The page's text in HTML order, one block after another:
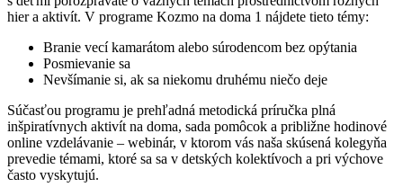
hier a aktivít. V programe Kozmo na doma 1 nájdete tieto témy:
Branie vecí kamarátom alebo súrodencom bez opýtania
Posmievanie sa
Nevšímanie si, ak sa niekomu druhému niečo deje
Súčasťou programu je prehľadná metodická príručka plná
inšpiratívnych aktivít na doma, sada pomôcok a približne hodinové
online vzdelávanie – webinár, v ktorom vás naša skúsená kolegyňa
prevedie témami, ktoré sa sa v detských kolektívoch a pri výchove
často vyskytujú.